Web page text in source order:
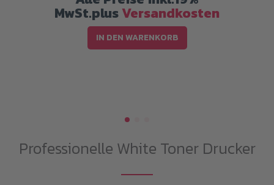
MwSt.plusVersandkosten
IN DEN WARENKORB
Professionelle White Toner Drucker